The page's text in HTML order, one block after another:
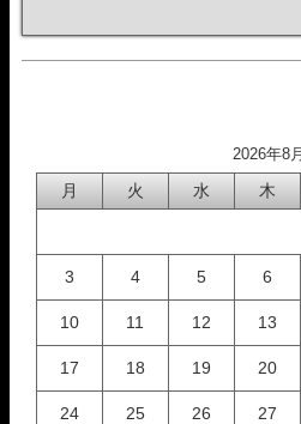
2026年8月
月 火 水 木
3 4 5 6
10 11 12 13
17 18 19 20
24 25 26 27